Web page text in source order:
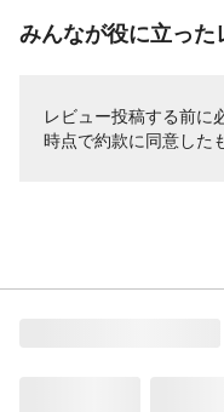
みんなが役に立った
レビュー投稿する前に
時点で約款に同意した